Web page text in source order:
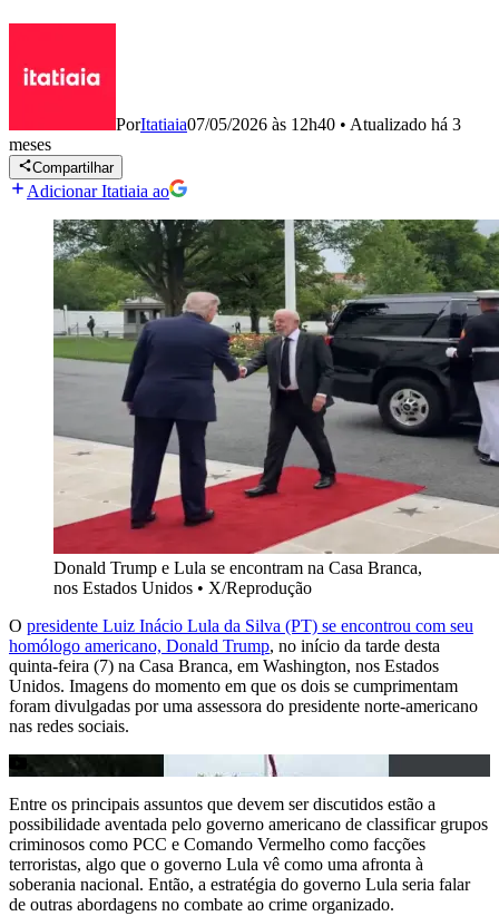
PorItatiaia07/05/2026 às 12h40 • Atualizado há 3
meses
Compartilhar
Adicionar Itatiaia ao
Donald Trump e Lula se encontram na Casa Branca,
nos Estados Unidos • X/Reprodução
O presidente Luiz Inácio Lula da Silva (PT) se encontrou com seu
homólogo americano, Donald Trump, no início da tarde desta
quinta-feira (7) na Casa Branca, em Washington, nos Estados
Unidos. Imagens do momento em que os dois se cumprimentam
foram divulgadas por uma assessora do presidente norte-americano
nas redes sociais.
Entre os principais assuntos que devem ser discutidos estão a
possibilidade aventada pelo governo americano de classificar grupos
criminosos como PCC e Comando Vermelho como facções
terroristas, algo que o governo Lula vê como uma afronta à
soberania nacional. Então, a estratégia do governo Lula seria falar
de outras abordagens no combate ao crime organizado.